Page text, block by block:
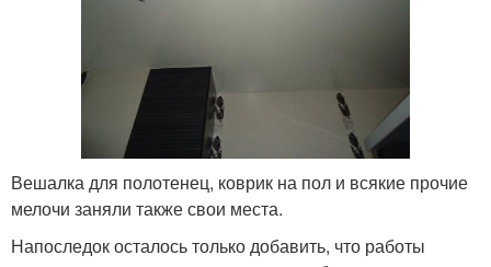
Вешалка для полотенец, коврик на пол и всякие прочие
мелочи заняли также свои места.
Напоследок осталось только добавить, что работы